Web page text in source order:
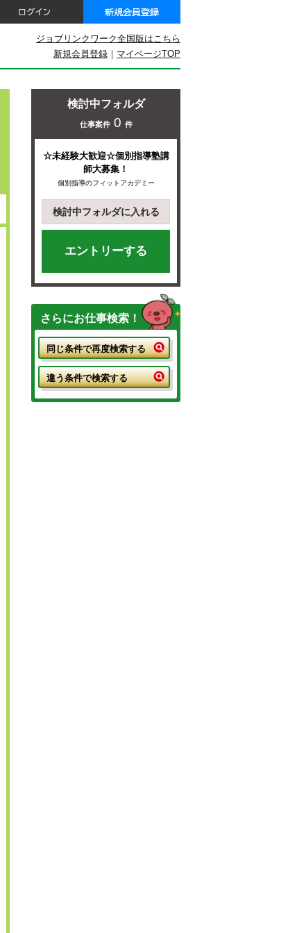
ジョブリンクワーク全国版はこちら
マイページTOP
新規会員登録 ｜
検討中フォルダ
仕事案件 0 件
☆未経験大歓迎☆個別指導塾講
師大募集！
個別指導のフィットアカデミー
検討中フォルダに入れる
エントリーする
さらにお仕事検索！
同じ条件で再度検索する
違う条件で検索する